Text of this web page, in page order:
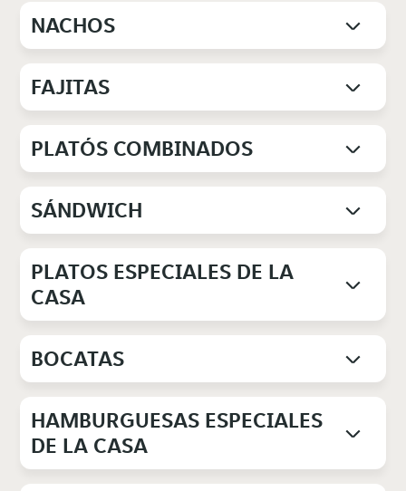
NACHOS
FAJITAS
PLATÓS COMBINADOS
SÁNDWICH
PLATOS ESPECIALES DE LA
CASA
BOCATAS
HAMBURGUESAS ESPECIALES
DE LA CASA